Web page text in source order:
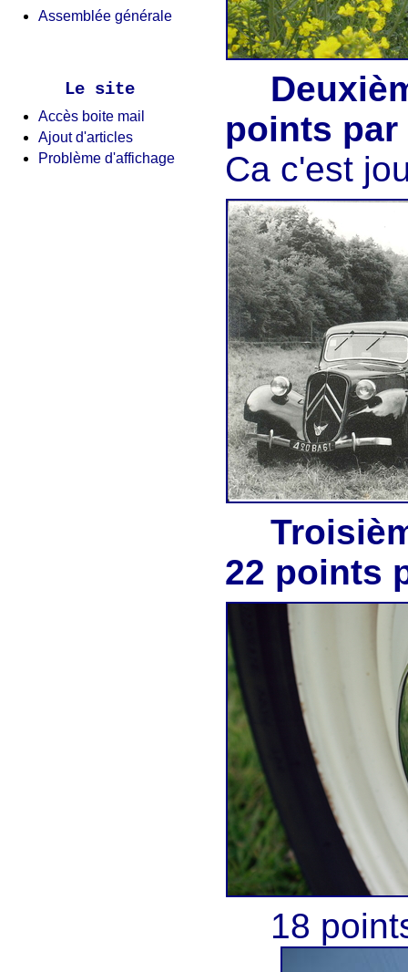
Assemblée générale
Le site
Accès boite mail
Ajout d'articles
Problème d'affichage
points par
Ca c'est
22 points
18